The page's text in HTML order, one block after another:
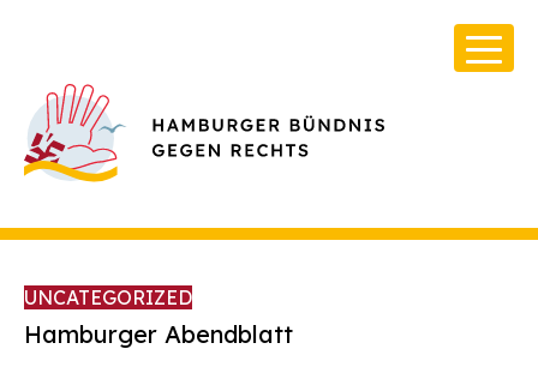
UNCATEGORIZED
Hamburger Abendblatt